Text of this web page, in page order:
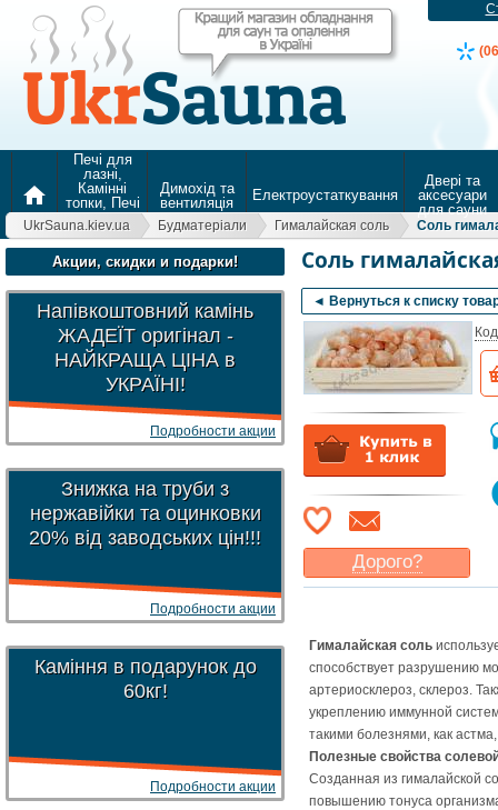
home
Печі для
лазні,
Камінні
топки, Печі
для
опалення
Димохід та
вентиляція
Електроустаткування
Двері та
аксесуари
для сауни
UkrSauna.kiev.ua Будматеріали Гималайская соль Соль
Акции, скидки и подарки!
Напівкоштовний камінь
ЖАДЕЇТ оригінал -
НАЙКРАЩА ЦІНА в
УКРАЇНІ!
Подробности акции
Знижка на труби з
нержавійки та оцинковки
20% від заводських цін!!!
Подробности акции
Каміння в подарунок до
60кг!
Подробности акции
Соль
◄ Вернуться к списку
Дорого?
Какая ценамогла бы
Указать цену
Гималайская соль
способствует разрушению
артериосклероз, склероз.
укреплению иммунной
такими болезнями, как
Полезные свойства
Созданная из гималайской
повышению тонуса